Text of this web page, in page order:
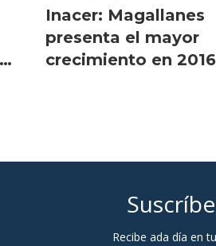
Inacer: Magallanes
presenta el mayor
crecimiento en 2016
Recibe ada día en